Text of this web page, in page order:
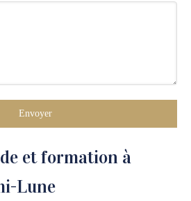
Envoyer
et formation à
Lune